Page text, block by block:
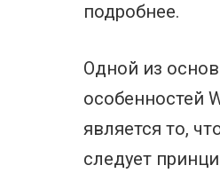
подробнее.
Одной из
особенностей
является то,
следует